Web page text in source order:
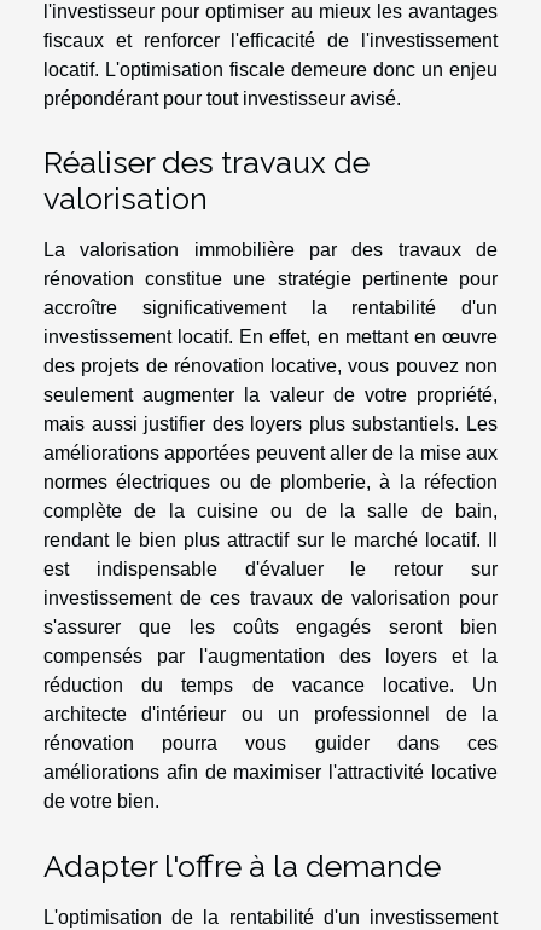
l'investisseur pour optimiser au mieux les avantages
fiscaux et renforcer l'efficacité de l'investissement
locatif. L'optimisation fiscale demeure donc un enjeu
prépondérant pour tout investisseur avisé.
Réaliser des travaux de
valorisation
La valorisation immobilière par des travaux de
rénovation constitue une stratégie pertinente pour
accroître significativement la rentabilité d'un
investissement locatif. En effet, en mettant en œuvre
des projets de rénovation locative, vous pouvez non
seulement augmenter la valeur de votre propriété,
mais aussi justifier des loyers plus substantiels. Les
améliorations apportées peuvent aller de la mise aux
normes électriques ou de plomberie, à la réfection
complète de la cuisine ou de la salle de bain,
rendant le bien plus attractif sur le marché locatif. Il
est indispensable d'évaluer le retour sur
investissement de ces travaux de valorisation pour
s'assurer que les coûts engagés seront bien
compensés par l'augmentation des loyers et la
réduction du temps de vacance locative. Un
architecte d'intérieur ou un professionnel de la
rénovation pourra vous guider dans ces
améliorations afin de maximiser l'attractivité locative
de votre bien.
Adapter l'offre à la demande
L'optimisation de la rentabilité d'un investissement